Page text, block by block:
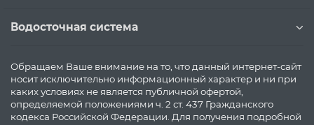
Водосточная система
Обращаем Ваше внимание на то, что данный интернет-сайт
носит исключительно информационный характер и ни при
каких условиях не является публичной офертой,
определяемой положениями ч. 2 ст. 437 Гражданского
кодекса Российской Федерации. Для получения подробной